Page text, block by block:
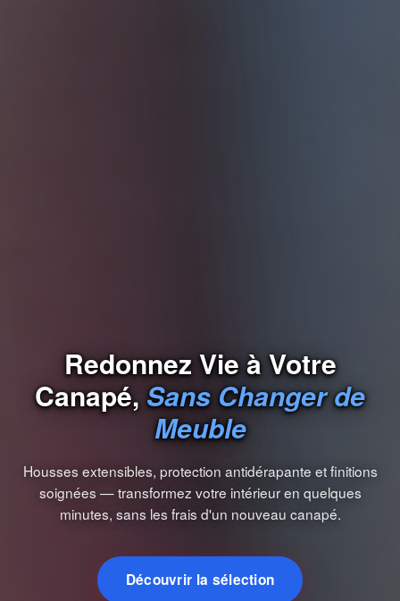
Redonnez Vie à Votre
Canapé,Sans Changer de
Meuble
Housses extensibles, protection antidérapante et finitions
soignées — transformez votre intérieur en quelques
minutes, sans les frais d'un nouveau canapé.
Découvrir la sélection